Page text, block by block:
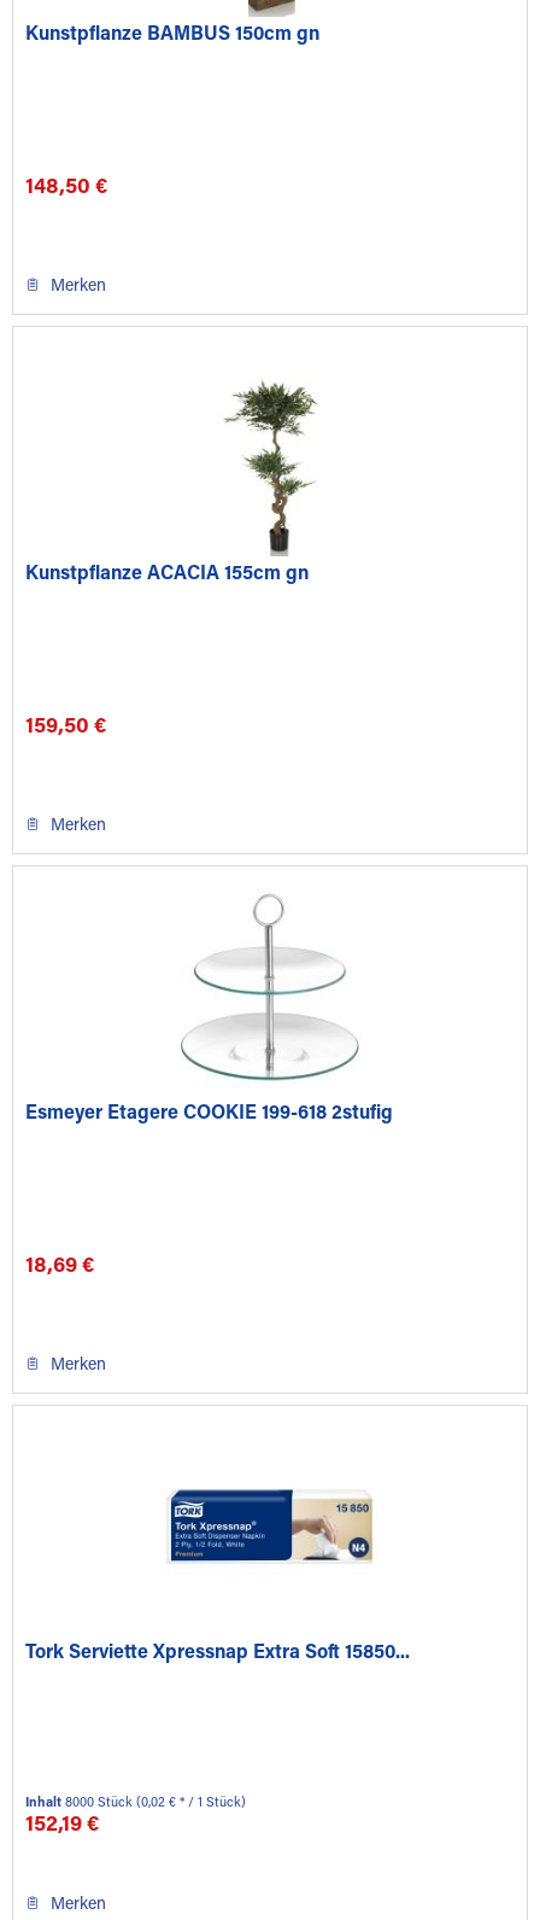
Kunstpflanze BAMBUS 150cm gn
148,50 €
Merken
Kunstpflanze ACACIA 155cm gn
159,50 €
Merken
Esmeyer Etagere COOKIE 199-618 2stufig
18,69 €
Merken
Tork Serviette Xpressnap Extra Soft 15850...
Inhalt8000 Stück(0,02 € * / 1 Stück)
152,19 €
Merken